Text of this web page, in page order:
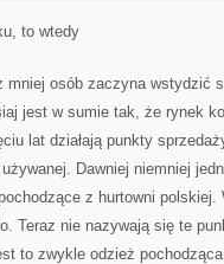
to wtedy
osób zaczyna wstydzić
jest w sumie tak, że rynek
lat działają punkty
Dawniej niemniej
z hurtowni
Teraz nie nazywają się te
to zwykle odzież